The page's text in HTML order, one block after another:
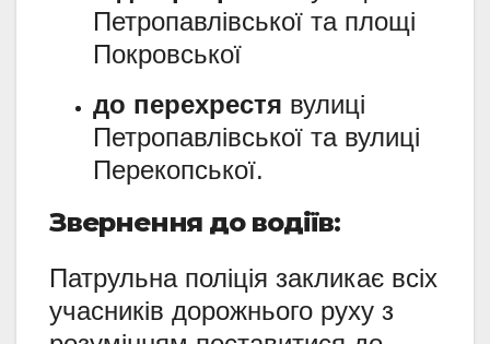
Петропавлівської та площі
Покровської
до перехрестя вулиці
Петропавлівської та вулиці
Перекопської.
Звернення до водіїв:
Патрульна поліція закликає всіх
учасників дорожнього руху з